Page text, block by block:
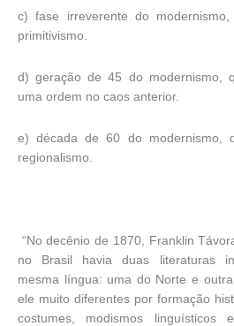
c) fase irreverente do
primitivismo.
d) geração de 45 do modernismo,
uma ordem no caos anterior.
e) década de 60 do modernismo,
regionalismo.
“No decênio de 1870, Franklin
no Brasil havia duas literaturas
mesma língua: uma do Norte e
ele muito diferentes por formação
costumes, modismos